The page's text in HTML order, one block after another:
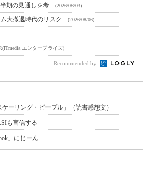
期の見通しを考... (2026/08/03)
大撤退時代のリスク... (2026/08/06)
エンタープライズ)
Recommended by
ーリング・ピープル」（読書感想文）
も盲信する
」にじーん